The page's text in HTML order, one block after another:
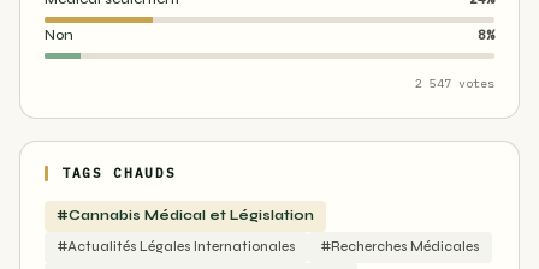
Non 8%
2 547 votes
TAGS CHAUDS
#Cannabis Médical et Législation
#Actualités Légales Internationales
#Recherches Médicales